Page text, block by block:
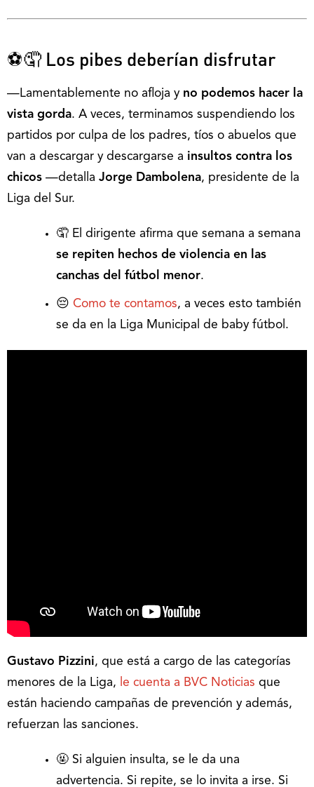
⚽🤦 Los pibes deberían disfrutar
—Lamentablemente no afloja y no podemos hacer la
vista gorda. A veces, terminamos suspendiendo los
partidos por culpa de los padres, tíos o abuelos que
van a descargar y descargarse a insultos contra los
chicos —detalla Jorge Dambolena, presidente de la
Liga del Sur.
🤦 El dirigente afirma que semana a semana
se repiten hechos de violencia en las
canchas del fútbol menor.
😔 Como te contamos, a veces esto también
se da en la Liga Municipal de baby fútbol.
Gustavo Pizzini, que está a cargo de las categorías
menores de la Liga, le cuenta a BVC Noticias que
están haciendo campañas de prevención y además,
refuerzan las sanciones.
🤬 Si alguien insulta, se le da una
advertencia. Si repite, se lo invita a irse. Si